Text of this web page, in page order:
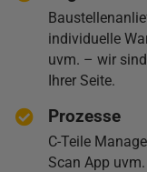
individuelle
uvm. – wir
Ihrer Seite.
Prozesse
C-Teile
Scan App